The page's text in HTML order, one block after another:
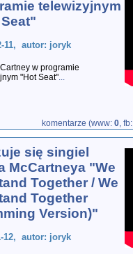
telewizyjnym
11, autor: joryk
w programie
"Hot Seat"...
komentarze (www: 0, fb:
się singiel
McCartneya "We
Together / We
Together
Version)"
12, autor: joryk